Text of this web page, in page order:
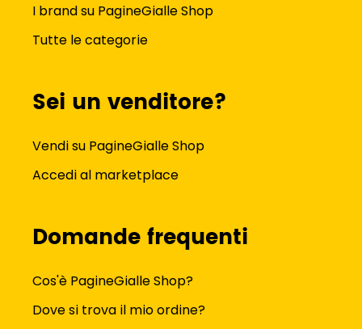
I brand su PagineGialle Shop
Tutte le categorie
Sei un venditore?
Vendi su PagineGialle Shop
Accedi al marketplace
Domande frequenti
Cos'è PagineGialle Shop?
Dove si trova il mio ordine?